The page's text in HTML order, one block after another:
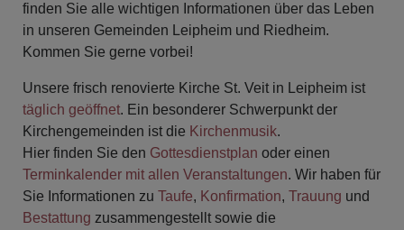
finden Sie alle wichtigen Informationen über das Leben
in unseren Gemeinden Leipheim und Riedheim.
Kommen Sie gerne vorbei!
Unsere frisch renovierte Kirche St. Veit in Leipheim ist
täglich geöffnet. Ein besonderer Schwerpunkt der
Kirchengemeinden ist die Kirchenmusik.
Hier finden Sie den Gottesdienstplan oder einen
Terminkalender mit allen Veranstaltungen. Wir haben für
Sie Informationen zu Taufe, Konfirmation, Trauung und
Bestattung zusammengestellt sowie die